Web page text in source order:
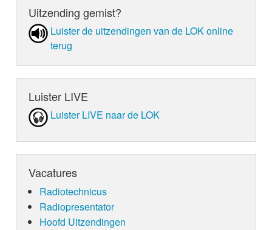
Uitzending gemist?
Luister de uit­zen­din­gen van de LOK online
terug
Luister LIVE
Luister LIVE naar de LOK
Vacatures
Radiotechnicus
Radiopresentator
Hoofd Uitzendingen